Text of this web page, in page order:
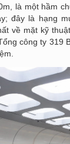
là một hầm
đây là hạng
về mặt kỹ
công ty 319